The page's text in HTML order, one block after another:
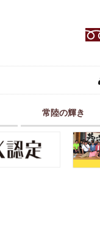
常陸の輝き